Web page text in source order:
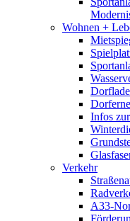
Wohnen +
Infos
Verkehr
A33-